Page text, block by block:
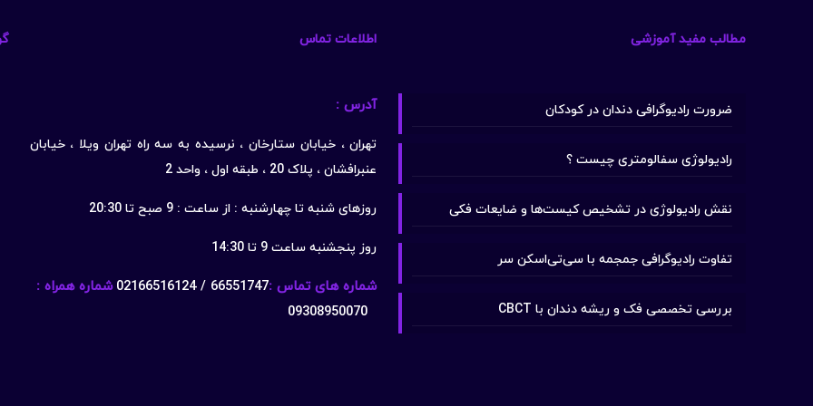
مطالب مفید آموزشی
ضرورت رادیوگرافی دندان در کودکان
رادیولوژی سفالومتری چیست ؟
نقش رادیولوژی در تشخیص کیست‌ها و ضایعات فکی
تفاوت رادیوگرافی جمجمه با سی‌تی‌اسکن سر
بررسی تخصصی فک و ریشه دندان با CBCT
اطلاعات تماس
آدرس :
تهران ، خیابان ستارخان ، نرسیده به سه راه تهران ویلا ، خیابان
عنبرافشان ، پلاک 20 ، طبقه اول ، واحد 2
روزهای شنبه تا چهارشنبه : از ساعت : 9 صبح تا 20:30
روز پنجشنبه ساعت 9 تا 14:30
شماره های تماس :66551747 / 02166516124
شماره همراه :
09308950070